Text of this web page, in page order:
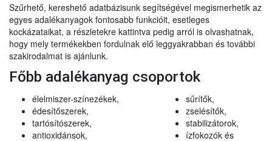
Szűrhető, kereshető adatbázisunk segítségével megismerhetik az
egyes adalékanyagok fontosabb funkcióit, esetleges
kockázataikat, a részletekre kattintva pedig arról is olvashatnak,
hogy mely termékekben fordulnak elő leggyakrabban és további
szakirodalmat is ajánlunk.
Főbb adalékanyag csoportok
élelmiszer-színezékek,
édesítőszerek,
tartósítószerek,
antioxidánsok,
sűrítők,
zselésítők,
stabilizátorok,
ízfokozók és